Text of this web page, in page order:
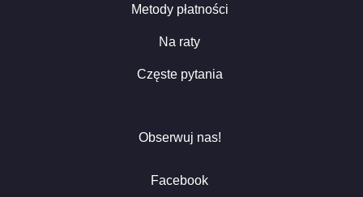
Metody płatności
Na raty
Częste pytania
Obserwuj nas!
Facebook